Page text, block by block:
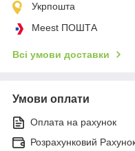
Укрпошта
Meest ПОШТА
Всі умови доставки
Умови оплати
Оплата на рахунок
Розрахунковий